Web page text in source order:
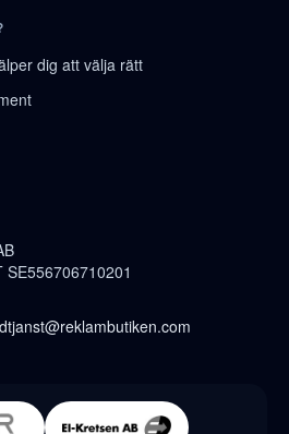
dig att välja rätt
SE556706710201